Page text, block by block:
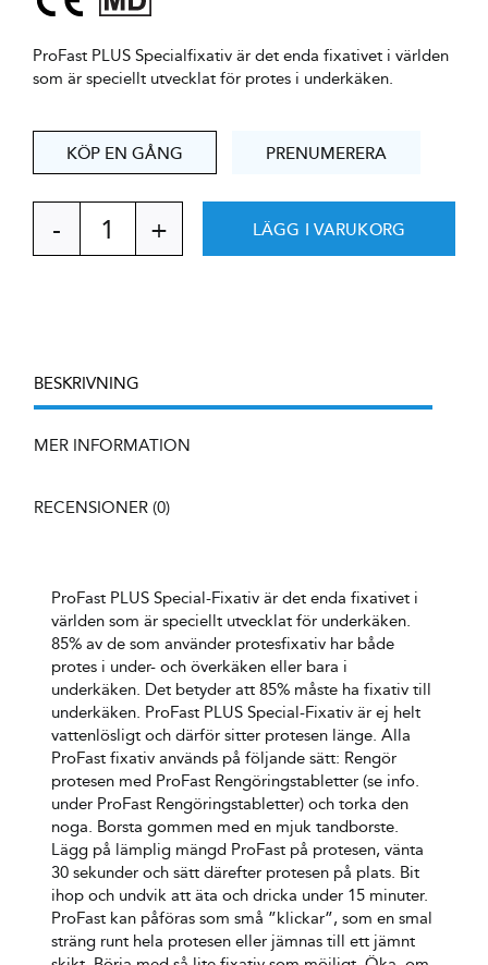
ProFast PLUS Specialfixativ är det enda fixativet i världen
som är speciellt utvecklat för protes i underkäken.
KÖP EN GÅNG PRENUMERERA
ProFast
PLUS
LÄGG I VARUKORG
BESKRIVNING
MER INFORMATION
RECENSIONER (0)
ProFast PLUS Special-Fixativ är det enda fixativet i
världen som är speciellt utvecklat för underkäken.
85% av de som använder protesfixativ har både
protes i under- och överkäken eller bara i
underkäken. Det betyder att 85% måste ha fixativ till
underkäken. ProFast PLUS Special-Fixativ är ej helt
vattenlösligt och därför sitter protesen länge. Alla
ProFast fixativ används på följande sätt: Rengör
protesen med ProFast Rengöringstabletter (se info.
under ProFast Rengöringstabletter) och torka den
noga. Borsta gommen med en mjuk tandborste.
Lägg på lämplig mängd ProFast på protesen, vänta
30 sekunder och sätt därefter protesen på plats. Bit
ihop och undvik att äta och dricka under 15 minuter.
ProFast kan påföras som små ”klickar”, som en smal
sträng runt hela protesen eller jämnas till ett jämnt